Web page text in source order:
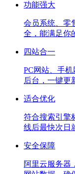
功能强大
会员系统、零
全，能满足你
四站合一
PC网站、手
后台，一键更
适合优化
符合搜索引擎
线后最快次日
安全保障
阿里云服务器